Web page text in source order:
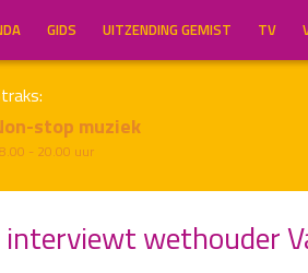
GIDS UITZENDING GEMIST TV
stop muziek
- 20.00 uur
interviewt wethouder